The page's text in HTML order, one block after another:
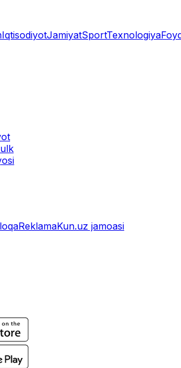
IqtisodiyotJamiyatSportTexnologiya
ReklamaKun.uz jamoasi